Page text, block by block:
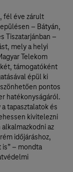
fél éve zárult
– Bátyán,
Tiszatarjánban –
mely a helyi
Telekom
támogatóként
épül ki
pontos
hatékonyságáról.
tapasztalatok és
kivitelezni
az
időjáráshoz,
– mondta